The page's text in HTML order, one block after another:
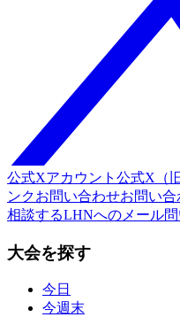
公式Xアカウント 公式X（
ンクお問い合わせお問い
相談するLHNへのメール
大会を探す
今日
今週末